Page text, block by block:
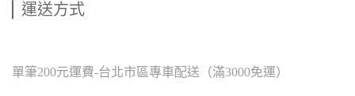
運送方式
單筆200元運費-台北市區專車配送（滿3000免運）